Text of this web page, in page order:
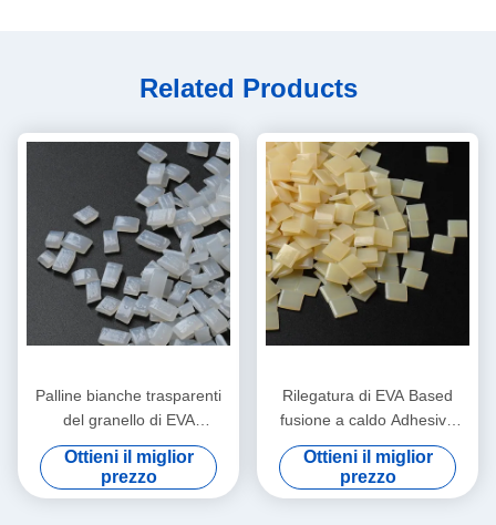
Related Products
Palline bianche trasparenti
del granello di EVA
Bookbinding fusione a caldo
Adhesive
Ottieni il miglior
prezzo
Rilegatura di EVA Based
fusione a caldo Adhesive
EVA fusione a caldo colla
For del granello
Ottieni il miglior
prezzo